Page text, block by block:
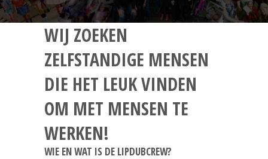
WIJ ZOEKEN
ZELFSTANDIGE MENSEN
DIE HET LEUK VINDEN
OM MET MENSEN TE
WERKEN!
WIE EN WAT IS DE LIPDUBCREW?